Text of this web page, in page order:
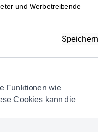
und Werbetreibende
Speichern
Funktionen wie
Cookies kann die